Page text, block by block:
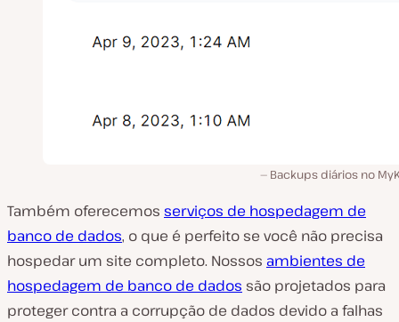
Backups diários no
Também oferecemos serviços de hospedagem de
banco de dados, o que é perfeito se você não precisa
hospedar um site completo. Nossos ambientes de
hospedagem de banco de dados são projetados para
proteger contra a corrupção de dados devido a falhas